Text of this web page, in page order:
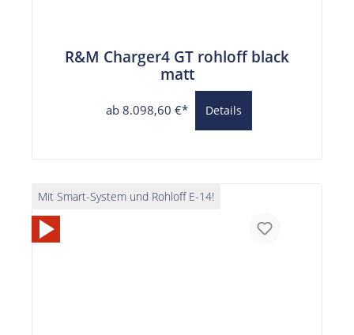
R&M Charger4 GT rohloff black
matt
ab 8.098,60 €* Details
Mit Smart-System und Rohloff E-14!